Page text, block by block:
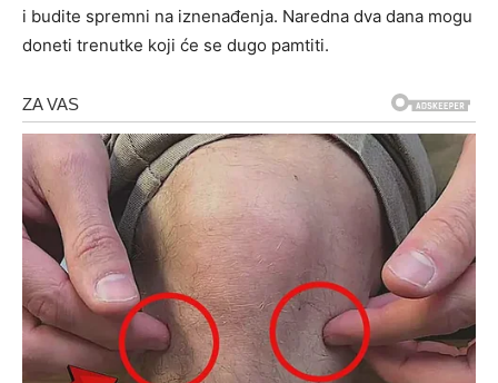
i budite spremni na iznenađenja. Naredna dva dana mogu
doneti trenutke koji će se dugo pamtiti.